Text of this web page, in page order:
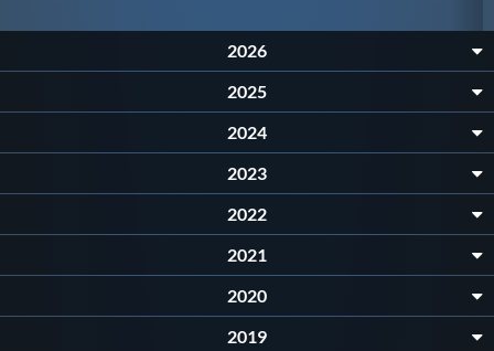
2026
2025
2024
2023
2022
2021
2020
2019